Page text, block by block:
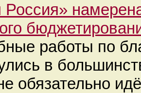
работы по
в
обязательно